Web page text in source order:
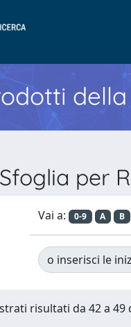
Sfoglia per
Vai a: 0-9 A B
o inserisci le
risultati da 42 a 49